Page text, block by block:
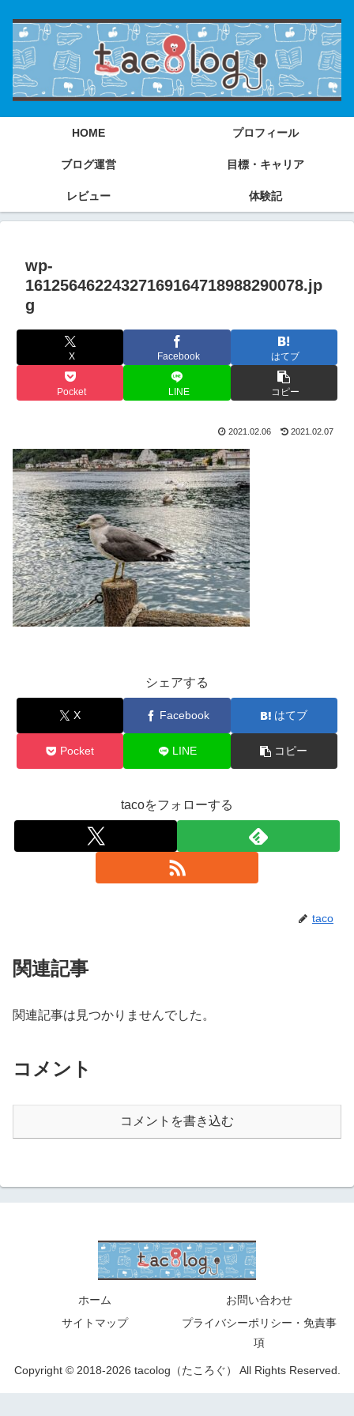
HOME プロフィール
ブログ運営 目標・キャリア
レビュー 体験記
wp-
16125646224327169164718988290078.jp
g
X Facebook はてブ
Pocket LINE コピー
2021.02.06 2021.02.07
シェアする
X Facebook はてブ
Pocket LINE コピー
tacoをフォローする
taco
関連記事
関連記事は見つかりませんでした。
コメント
コメントを書き込む
ホーム
お問い合わせ
サイトマップ
プライバシーポリシー・免責事
項
Copyright © 2018-2026 tacolog（たころぐ） All Rights Reserved.